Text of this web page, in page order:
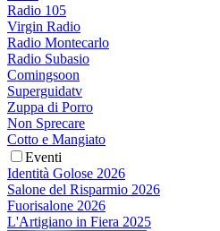
Radio 105
Virgin Radio
Radio Montecarlo
Radio Subasio
Comingsoon
Superguidatv
Zuppa di Porro
Non Sprecare
Cotto e Mangiato
Eventi
Identità Golose 2026
Salone del Risparmio 2026
Fuorisalone 2026
L'Artigiano in Fiera 2025